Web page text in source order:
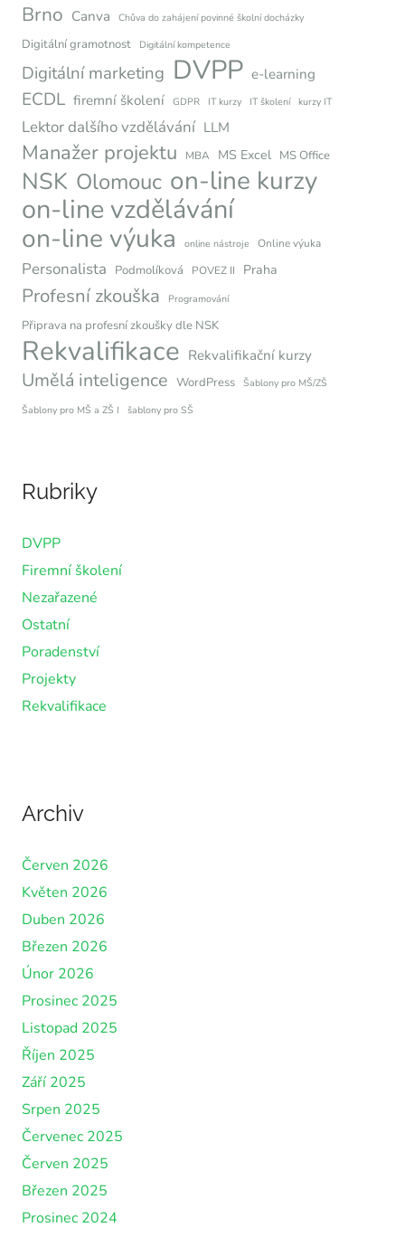
Brno Canva Chůva do zahájení povinné školní docházky
Digitální gramotnost Digitální kompetence
Digitální marketing DVPP e-learning
ECDL firemní školení GDPR IT kurzy IT školení kurzy IT
Lektor dalšího vzdělávání LLM
Manažer projektu MBA MS Excel MS Office
NSK Olomouc on-line kurzy
on-line vzdělávání
on-line výuka online nástroje Online výuka
Personalista Podmolíková POVEZ II Praha
Profesní zkouška Programování
Připrava na profesní zkoušky dle NSK
Rekvalifikace Rekvalifikační kurzy
Umělá inteligence WordPress Šablony pro MŠ/ZŠ
Šablony pro MŠ a ZŠ I
šablony pro SŠ
Rubriky
DVPP
Firemní školení
Nezařazené
Ostatní
Poradenství
Projekty
Rekvalifikace
Archiv
Červen 2026
Květen 2026
Duben 2026
Březen 2026
Únor 2026
Prosinec 2025
Listopad 2025
Říjen 2025
Září 2025
Srpen 2025
Červenec 2025
Červen 2025
Březen 2025
Prosinec 2024